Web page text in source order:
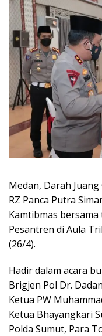
Medan, Darah
RZ Panca Putra
Kamtibmas
Pesantren di Aula
(26/4).
Hadir dalam acara
Brigjen Pol Dr.
Ketua PW
Ketua Bhayangkari
Polda Sumut, Para